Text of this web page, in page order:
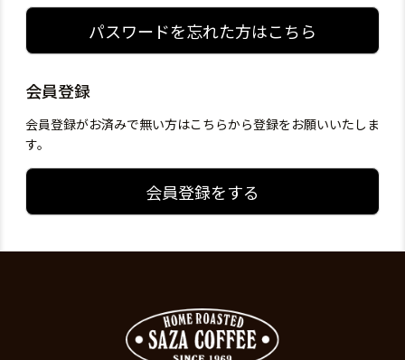
パスワードを忘れた方はこちら
会員登録
会員登録がお済みで無い方はこちらから登録をお願いいたしま
す。
会員登録をする